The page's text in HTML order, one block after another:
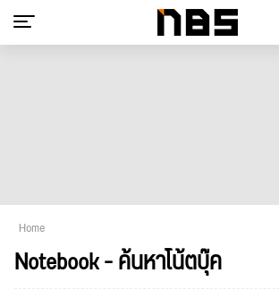
Home
Notebook - ค้นหาโน้ตบุ๊ค